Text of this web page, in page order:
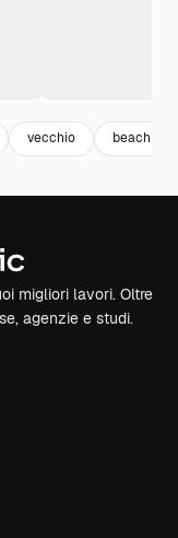
vecchio beach
migliori lavori. Oltre
agenzie e studi.